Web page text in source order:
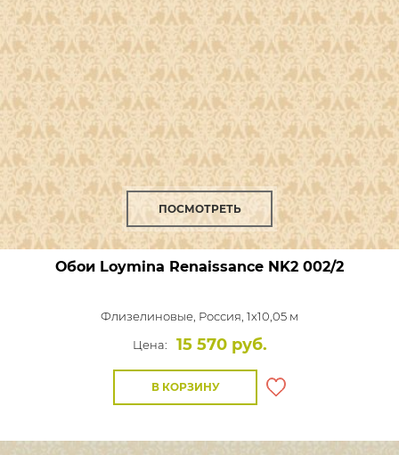
ПОСМОТРЕТЬ
Обои Loymina Renaissance NK2 002/2
Флизелиновые, Россия, 1x10,05 м
Цена:
15 570 руб.
В КОРЗИНУ